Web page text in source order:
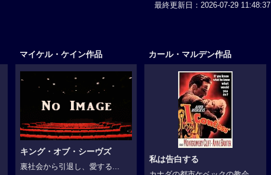
最終更新日：2026-07-29 11:48:37
マイケル・ケイン作品
キング・オブ・シーヴズ
裏社会から引退し、愛する...
カール・マルデン作品
私は告白する